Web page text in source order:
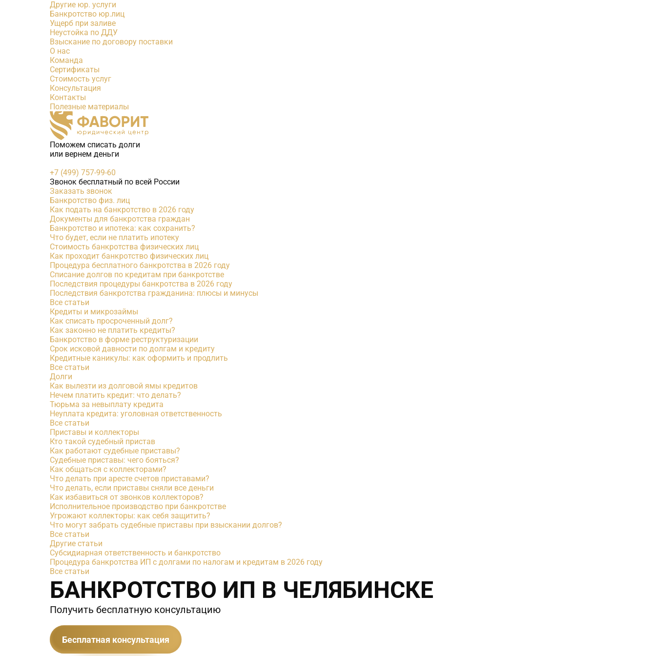
Другие юр. услуги
Банкротство юр.лиц
Ущерб при заливе
Неустойка по ДДУ
Взыскание по договору поставки
О нас
Команда
Сертификаты
Стоимость услуг
Консультация
Контакты
Полезные материалы
Поможем списать долги
или вернем деньги
+7 (499) 757-99-60
Звонок бесплатный по всей России
Заказать звонок
Банкротство физ. лиц
Как подать на банкротство в 2026 году
Документы для банкротства граждан
Банкротство и ипотека: как сохранить?
Что будет, если не платить ипотеку
Стоимость банкротства физических лиц
Как проходит банкротство физических лиц
Процедура бесплатного банкротства в 2026 году
Списание долгов по кредитам при банкротстве
Последствия процедуры банкротства в 2026 году
Последствия банкротства гражданина: плюсы и минусы
Все статьи
Кредиты и микрозаймы
Как списать просроченный долг?
Как законно не платить кредиты?
Банкротство в форме реструктуризации
Срок исковой давности по долгам и кредиту
Кредитные каникулы: как оформить и продлить
Все статьи
Долги
Как вылезти из долговой ямы кредитов
Нечем платить кредит: что делать?
Тюрьма за невыплату кредита
Неуплата кредита: уголовная ответственность
Все статьи
Приставы и коллекторы
Кто такой судебный пристав
Как работают судебные приставы?
Судебные приставы: чего бояться?
Как общаться с коллекторами?
Что делать при аресте счетов приставами?
Что делать, если приставы сняли все деньги
Как избавиться от звонков коллекторов?
Исполнительное производство при банкротстве
Угрожают коллекторы: как себя защитить?
Что могут забрать судебные приставы при взыскании долгов?
Все статьи
Другие статьи
Субсидиарная ответственность и банкротство
Процедура банкротства ИП с долгами по налогам и кредитам в 2026 году
Все статьи
БАНКРОТСТВО ИП В ЧЕЛЯБИНСКЕ
Получить бесплатную консультацию
Бесплатная консультация